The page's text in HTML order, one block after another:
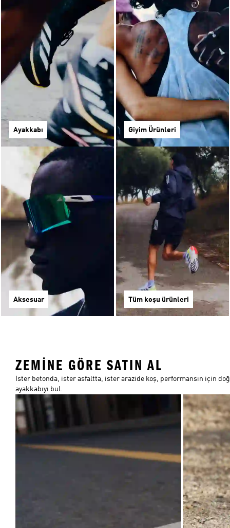
Ayakkabı Giyim Ürünleri
Aksesuar Tüm koşu ürünleri
ZEMINE GÖRE SATIN AL
İster betonda, ister asfaltta, ister arazide koş, performansın için
ayakkabıyı bul.